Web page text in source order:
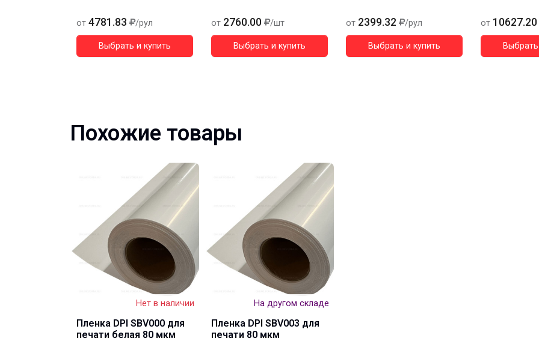
от 4781.83 /рул
Выбрать и купить
от 2760.00 /шт
Выбрать и купить
от 2399.32 /рул
Выбрать и купить
от 10627.20
Похожие товары
Нет в наличии
Пленка DPI SBV000 для
печати белая 80 мкм
На другом складе
Пленка DPI SBV003 для
печати 80 мкм